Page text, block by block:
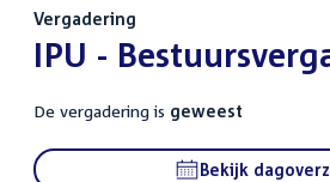
Vergadering
:IPU -
De vergadering is geweest
Bekijk